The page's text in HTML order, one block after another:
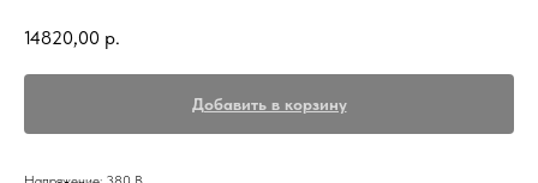
14820,00 р.
Добавить в корзину